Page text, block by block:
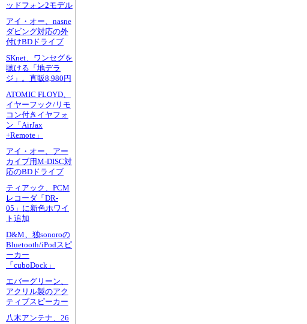
ッドフォン2モデル
アイ・オー、nasne
ダビング対応の外
付けBDドライブ
SKnet、ワンセグを
聴ける「地デラ
ジ」。直販8,980円
ATOMIC FLOYD、
イヤーフック/リモ
コン付きイヤフォ
ン「AirJax
+Remote」
アイ・オー、アー
カイブ用M-DISC対
応のBDドライブ
ティアック、PCM
レコーダ「DR-
05」に新色ホワイ
ト追加
D&M、独sonoroの
Bluetooth/iPodスピ
ーカー
「cuboDock」
エバーグリーン、
アクリル製のアク
ティブスピーカー
八木アンテナ、26